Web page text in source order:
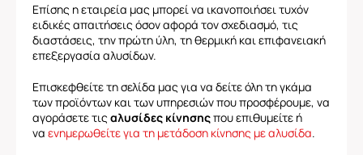
Επίσης η εταιρεία μας μπορεί να ικανοποιήσει τυχόν
ειδικές απαιτήσεις όσον αφορά τον σχεδιασμό, τις
διαστάσεις, την πρώτη ύλη, τη θερμική και επιφανειακή
επεξεργασία αλυσίδων.
Επισκεφθείτε τη σελίδα μας για να δείτε όλη τη γκάμα
των προϊόντων και των υπηρεσιών που προσφέρουμε, να
αγοράσετε τις αλυσίδες κίνησηςπου επιθυμείτε ή
να ενημερωθείτε για τη μετάδοση κίνησης με αλυσίδα.